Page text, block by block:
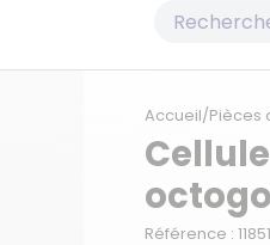
Accueil/Pièces
Référence : 11851